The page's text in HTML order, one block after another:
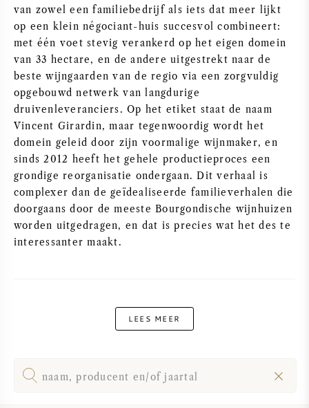
WIJNHUIS
VINTAGE CHART
VOORVERKOOP
WIJNGLAZEN
WIJN CADEAU
WIJN SALE
BOLLINGER
PERRIER JOUET
VEUVE CLICQUOT
MOËT & CHANDON
ARMAND DE BRIGNAC
VOORVERKOOP
BORDEAUX EN PRIMEUR
van zowel een familiebedrijf als iets dat meer lijkt
op een klein négociant-huis succesvol combineert:
met één voet stevig verankerd op het eigen domein
van 33 hectare, en de andere uitgestrekt naar de
beste wijngaarden van de regio via een zorgvuldig
opgebouwd netwerk van langdurige
druivenleveranciers. Op het etiket staat de naam
Vincent Girardin, maar tegenwoordig wordt het
domein geleid door zijn voormalige wijnmaker, en
sinds 2012 heeft het gehele productieproces een
grondige reorganisatie ondergaan. Dit verhaal is
complexer dan de geïdealiseerde familieverhalen die
doorgaans door de meeste Bourgondische wijnhuizen
worden uitgedragen, en dat is precies wat het des te
interessanter maakt.
LEES MEER